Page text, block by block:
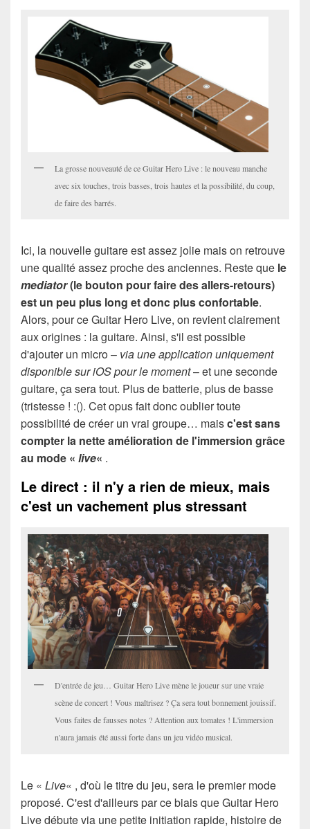
La grosse nouveauté de ce Guitar Hero Live : le nouveau manche
avec six touches, trois basses, trois hautes et la possibilité, du coup,
de faire des barrés.
Ici, la nouvelle guitare est assez jolie mais on retrouve
une qualité assez proche des anciennes. Reste que le
mediator(le bouton pour faire des allers-retours)
est un peu plus long et donc plus confortable.
Alors, pour ce Guitar Hero Live, on revient clairement
aux origines : la guitare. Ainsi, s'il est possible
d'ajouter un micro – via une application uniquement
disponible sur iOS pour le moment– et une seconde
guitare, ça sera tout. Plus de batterie, plus de basse
(tristesse ! :(). Cet opus fait donc oublier toute
possibilité de créer un vrai groupe… maisc'est sans
compter la nette amélioration de l'immersion grâce
au mode « live« .
Le direct : il n'y a rien de mieux, mais
c'est un vachement plus stressant
D'entrée de jeu… Guitar Hero Live mène le joueur sur une vraie
scène de concert ! Vous maîtrisez ? Ça sera tout bonnement jouissif.
Vous faites de fausses notes ? Attention aux tomates ! L'immersion
n'aura jamais été aussi forte dans un jeu vidéo musical.
Le « Live« , d'où le titre du jeu, sera le premier mode
proposé. C'est d'ailleurs par ce biais que Guitar Hero
Live débute via une petite initiation rapide, histoire de